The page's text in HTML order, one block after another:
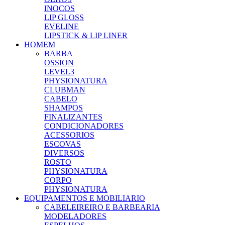
INOCOS
LIP GLOSS
EVELINE
LIPSTICK & LIP LINER
HOMEM
BARBA
OSSION
LEVEL3
PHYSIONATURA
CLUBMAN
CABELO
SHAMPOS
FINALIZANTES
CONDICIONADORES
ACESSORIOS
ESCOVAS
DIVERSOS
ROSTO
PHYSIONATURA
CORPO
PHYSIONATURA
EQUIPAMENTOS E MOBILIARIO
CABELEIREIRO E BARBEARIA
MODELADORES